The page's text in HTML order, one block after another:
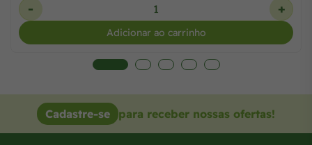
+
Adicionar ao carrinho
Cadastre-se para receber nossas ofertas!